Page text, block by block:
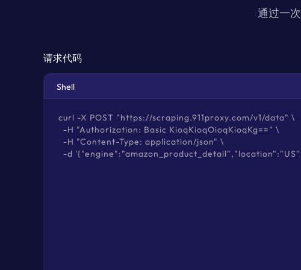
通过一
请求代码
Shell
curl -X POST "https://scraping.911proxy.com/v1/data" \
  -H "Authorization: Basic KioqKioqOioqKioqKg==" \
  -H "Content-Type: application/json" \
-d